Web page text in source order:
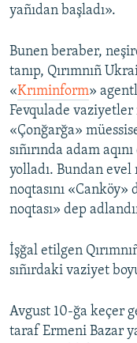
yañıdan başladı».
Bunen beraber,
tanıp, Qırımnıñ
«Krıminform»
Fevqulade vaziyetler
«Çonğarğa»
sıñırında adam
yolladı. Bundan
noqtasını
noqtası» dep
İşğal etilgen
sıñırdaki vaziyet
Avgust 10-ğa keçer
taraf Ermeni Bazar